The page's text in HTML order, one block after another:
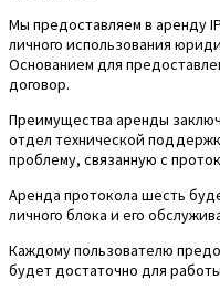
Мы предоставляем в аренду
личного использования
Основанием для
договор.
Преимущества аренды
отдел технической
проблему, связанную с
Аренда протокола шесть
личного блока и его
Каждому пользователю
будет достаточно для